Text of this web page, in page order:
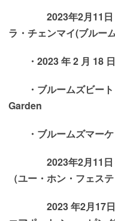
2023年2月11日 バ
ラ・チェンマイ(ブルー
・ 2023 年 2 月 18
・ブルームズビー
Garden
・ブルームズマーケ
2023年2月11日～
（ユー・ホン・フェステ
2023 年2月17日～